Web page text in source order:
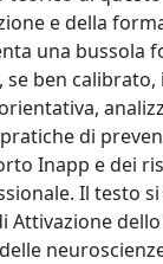
e della
una bussola
ben
di
Inapp e dei
Il testo